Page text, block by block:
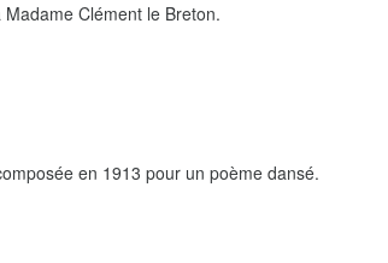
Clément le Breton.
en 1913 pour un poème dansé.